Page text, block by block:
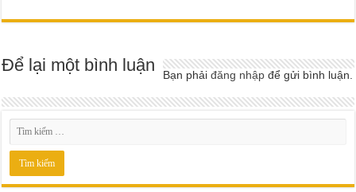
Để lại một bình luận Bạn phảiđăng nhập để gửi bình luận.